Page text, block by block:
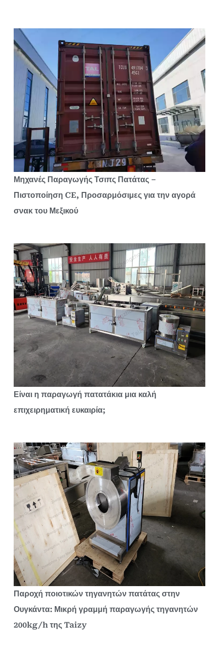
Μηχανές Παραγωγής Τσιπς Πατάτας –
Πιστοποίηση CE, Προσαρμόσιμες για την αγορά
σνακ του Μεξικού
Είναι η παραγωγή πατατάκια μια καλή
επιχειρηματική ευκαιρία;
Παροχή ποιοτικών τηγανητών πατάτας στην
Ουγκάντα: Μικρή γραμμή παραγωγής τηγανητών
200kg/h της Taizy